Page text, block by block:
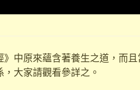
中原來蘊含著養生之道，而
大家請觀看參詳之。